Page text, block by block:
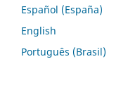
Español (España)
English
Português (Brasil)